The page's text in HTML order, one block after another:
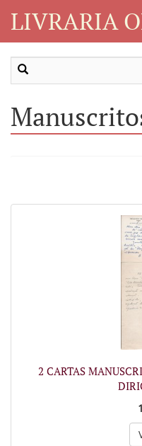
LIVRARIA
2 CARTAS